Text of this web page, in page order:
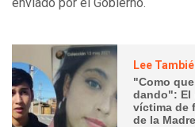
enviado por el Gobierno.
Lee
"Como
dando": El
víctima de
de la Madre